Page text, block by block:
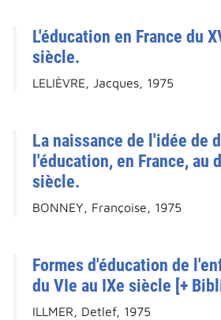
L'éducation en France du
siècle.
LELIÈVRE, Jacques, 1975
La naissance de l'idée de
l'éducation, en France, au
siècle.
BONNEY, Françoise, 1975
Formes d'éducation de
du VIe au IXe siècle [+
ILLMER, Detlef, 1975